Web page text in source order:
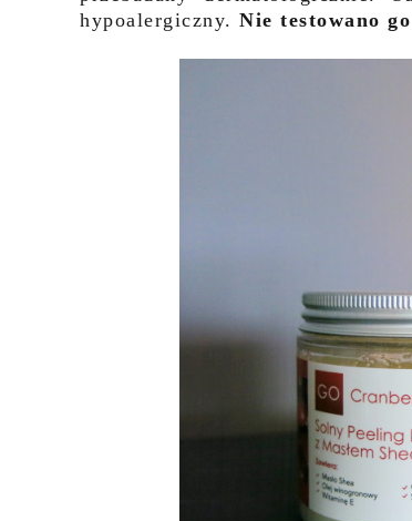
hypoalergiczny. Nie testowano